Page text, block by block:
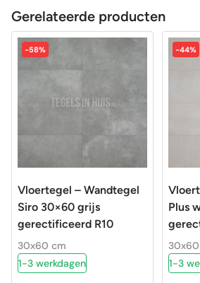
Gerelateerde producten
-58%
Vloertegel – Wandtegel
Siro 30×60 grijs
gerectificeerd R10
30x60 cm
1-3 werkdagen
-44%
Plus
1-3